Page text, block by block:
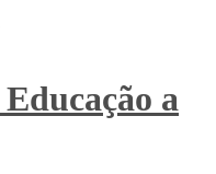
Educação a